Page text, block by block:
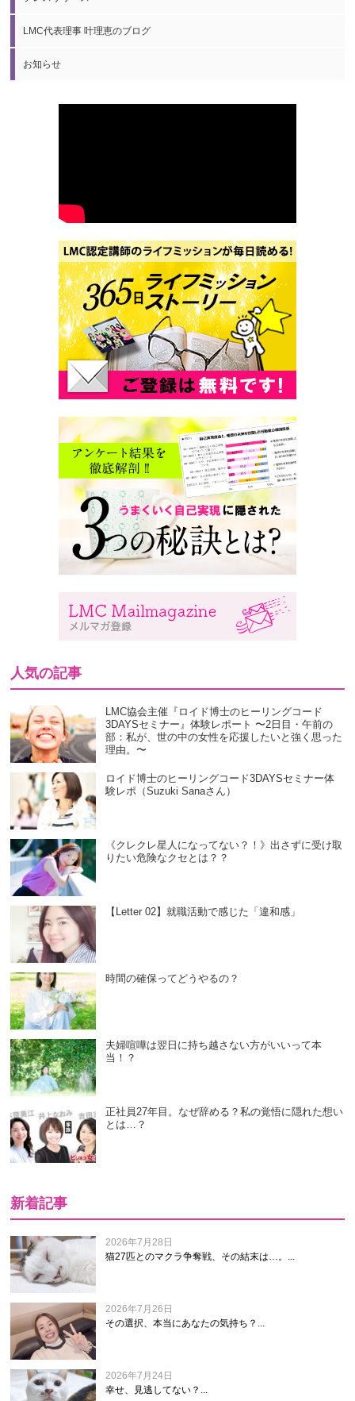
LMC代表理事 叶理恵のブログ
お知らせ
人気の記事
LMC協会主催『ロイド博士のヒーリングコード
3DAYSセミナー』体験レポート 〜2日目・午前の
部：私が、世の中の女性を応援したいと強く思った
理由。〜
ロイド博士のヒーリングコード3DAYSセミナー体
験レポ（Suzuki Sanaさん）
《クレクレ星人になってない？！》出さずに受け取
りたい危険なクセとは？？
【Letter 02】就職活動で感じた「違和感」
時間の確保ってどうやるの？
夫婦喧嘩は翌日に持ち越さない方がいいって本
当！？
正社員27年目。なぜ辞める？私の覚悟に隠れた想い
とは…？
新着記事
2026年7月28日
猫27匹とのマクラ争奪戦、その結末は…。...
2026年7月26日
その選択、本当にあなたの気持ち？...
2026年7月24日
幸せ、見逃してない？...